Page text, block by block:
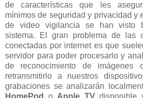
de características que les
mínimos de seguridad y privacidad y
de video vigilancia se han visto
sistema. El gran problema de las
conectadas por internet es que
servidor para poder procesarlo y
de reconocimiento de imágenes
retransmitirlo a nuestros
grabaciones se analizarán